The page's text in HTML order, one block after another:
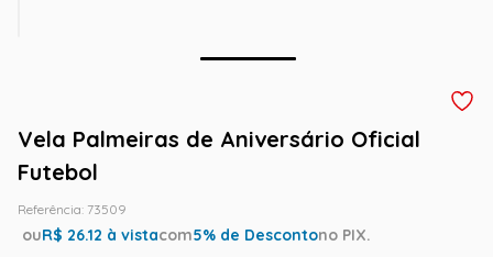
Vela Palmeiras de Aniversário Oficial
Futebol
Referência: 73509
ouR$ 26.12 à vistacom5% de Descontono PIX.